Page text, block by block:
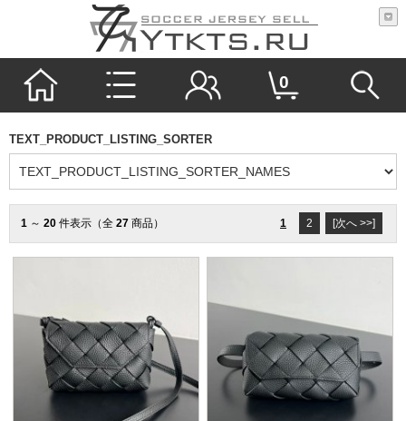
0
TEXT_PRODUCT_LISTING_SORTER
1 ～ 20 件表示（全 27 商品） 1 2 [次へ >>]